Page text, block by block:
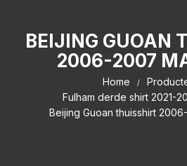
BEIJING GUOAN
2006-2007
Home
Fulham derde shirt 2021-
Beijing Guoan thuisshirt